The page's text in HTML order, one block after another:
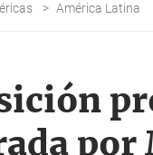
> América Latina
por